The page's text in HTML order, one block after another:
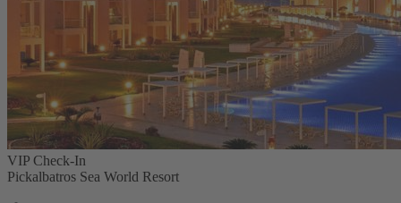
VIP Check-In
Pickalbatros Sea World Resort